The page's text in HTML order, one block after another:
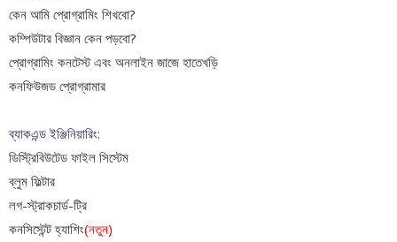
কেন আমি প্রোগ্রামিং শিখবো?
কম্পিউটার বিজ্ঞান কেন পড়বো?
প্রোগ্রামিং কনটেস্ট এবং অনলাইন জাজে হাতেখড়ি
কনফিউজড প্রোগ্রামার
ব্যাকএন্ড ইঞ্জিনিয়ারিং:
ডিস্ট্রিবিউটেড ফাইল সিস্টেম
ব্লুম ফিল্টার
লগ-স্ট্রাকচার্ড-ট্রি
কনসিস্টেন্ট হ্যাশিং(নতুন)